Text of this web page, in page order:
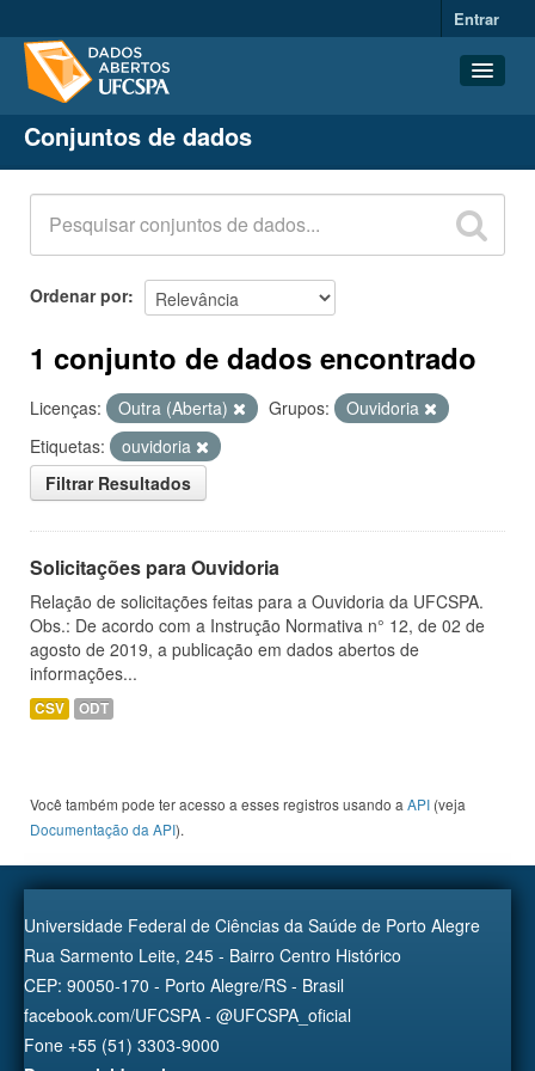
Entrar
Conjuntos de dados
Organizações
Grupos
Sobre
Conjuntos de dados
Ordenar por
1 conjunto de dados encontrado
Licenças: Outra (Aberta) Grupos:
Ouvidoria
Etiquetas:
ouvidoria
Filtrar Resultados
Solicitações para Ouvidoria
Relação de solicitações feitas para a Ouvidoria da UFCSPA.
Obs.: De acordo com a Instrução Normativa n° 12, de 02 de
agosto de 2019, a publicação em dados abertos de
informações...
CSV ODT
Você também pode ter acesso a esses registros usando a API (veja
Documentação da API).
Universidade Federal de Ciências da Saúde de Porto Alegre
Rua Sarmento Leite, 245 - Bairro Centro Histórico
CEP: 90050-170 - Porto Alegre/RS - Brasil
facebook.com/UFCSPA - @UFCSPA_oficial
Fone +55 (51) 3303-9000